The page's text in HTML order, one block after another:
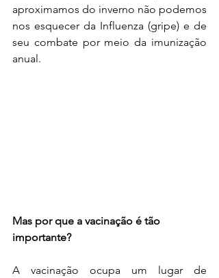
aproximamos do inverno não podemos
nos esquecer da Influenza (gripe) e de
seu combate por meio da imunização
anual.
Mas por que a vacinação é tão
importante?
A vacinação ocupa um lugar de